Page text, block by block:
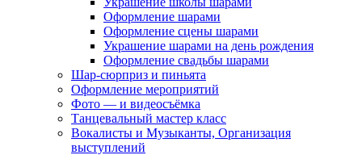
Оформление шарами
Оформление сцены шарами
Украшение шарами на день рождения
Оформление свадьбы шарами
Шар-сюрприз и пиньята
Оформление мероприятий
Фото — и видеосъёмка
Танцевальный мастер класс
Вокалисты и Музыканты, Организация
выступлений